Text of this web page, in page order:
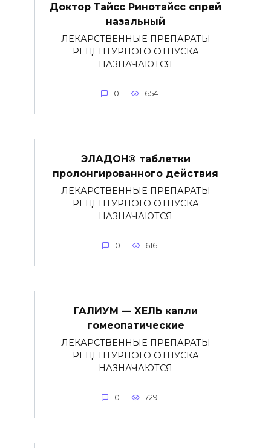
Доктор Тайсс Ринотайсс спрей
назальный
ЛЕКАРСТВЕННЫЕ ПРЕПАРАТЫ
РЕЦЕПТУРНОГО ОТПУСКА
НАЗНАЧАЮТСЯ
0 654
ЭЛАДОН® таблетки
пролонгированного действия
ЛЕКАРСТВЕННЫЕ ПРЕПАРАТЫ
РЕЦЕПТУРНОГО ОТПУСКА
НАЗНАЧАЮТСЯ
0 616
ГАЛИУМ — ХЕЛЬ капли
гомеопатические
ЛЕКАРСТВЕННЫЕ ПРЕПАРАТЫ
РЕЦЕПТУРНОГО ОТПУСКА
НАЗНАЧАЮТСЯ
0 729